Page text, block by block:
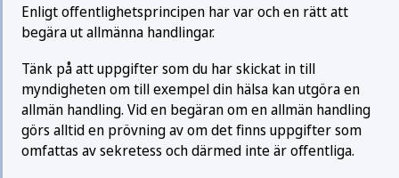
Enligt offentlighetsprincipen har var och en rätt att
begära ut allmänna handlingar.
Tänk på att uppgifter som du har skickat in till
myndigheten om till exempel din hälsa kan utgöra en
allmän handling. Vid en begäran om en allmän handling
görs alltid en prövning av om det finns uppgifter som
omfattas av sekretess och därmed inte är offentliga.